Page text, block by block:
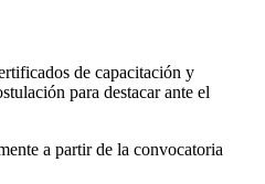
de capacitación y
para destacar ante el
a partir de la convocatoria